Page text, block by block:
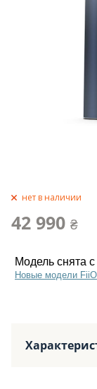
нет в наличии
42 990 ₴
Модель снята
Новые модели FiiO